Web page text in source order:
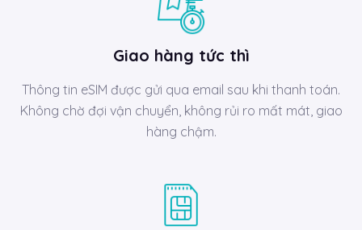
Giao hàng tức thì
Thông tin eSIM được gửi qua email sau khi thanh toán.
Không chờ đợi vận chuyển, không rủi ro mất mát, giao
hàng chậm.